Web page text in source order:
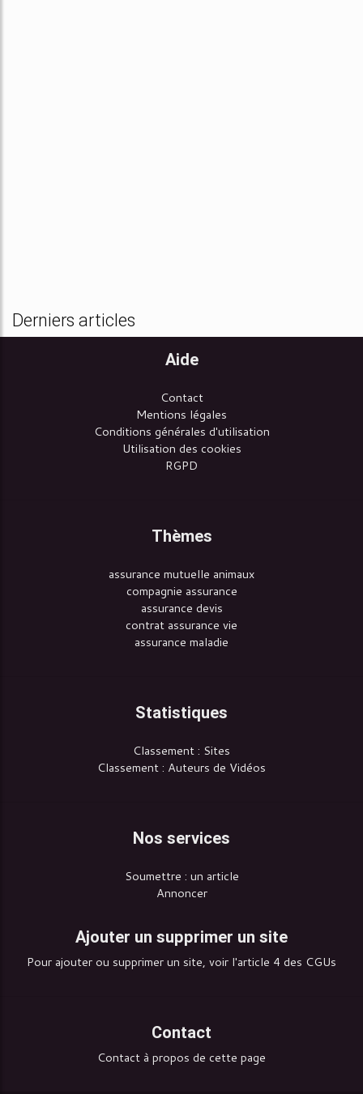
Derniers articles
Aide
Contact
Mentions légales
Conditions générales d'utilisation
Utilisation des cookies
RGPD
Thèmes
assurance mutuelle animaux
compagnie assurance
assurance devis
contrat assurance vie
assurance maladie
Statistiques
Classement : Sites
Classement : Auteurs de Vidéos
Nos services
Soumettre : un article
Annoncer
Ajouter un supprimer un site
Pour ajouter ou supprimer un site, voir l'article 4 des CGUs
Contact
Contact à propos de cette page